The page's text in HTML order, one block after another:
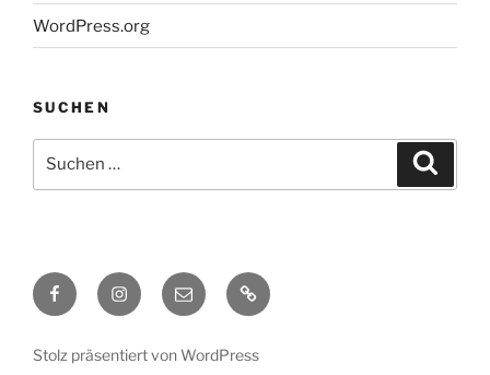
WordPress.org
SUCHEN
nach:
FacebookInstagramDelitzscher
TC
STV
Stolz präsentiert von WordPress